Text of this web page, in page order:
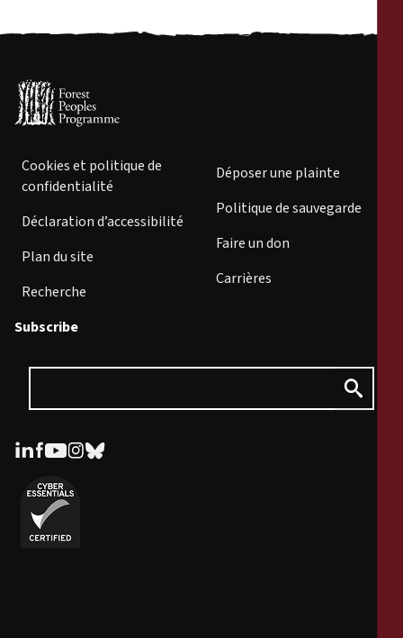
Cookies et politique de
confidentialité
Déclaration d’accessibilité
Plan du site
Recherche
Déposer une plainte
Politique de sauvegarde
Faire un don
Carrières
Subscribe